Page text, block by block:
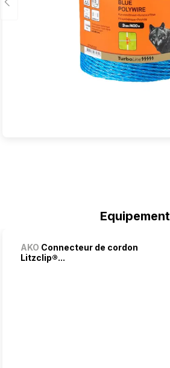
Equipement
AKO Connecteur de cordon
Litzclip®...